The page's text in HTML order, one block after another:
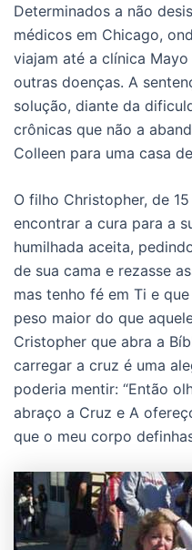
Determinados a não
médicos em Chicago,
viajam até a clínica
outras doenças. A
solução, diante da
crônicas que não a
Colleen para uma casa
O filho Christopher, de
encontrar a cura para a
humilhada aceita,
de sua cama e rezasse
mas tenho fé em Ti e
peso maior do que
Cristopher que abra a
carregar a cruz é uma
poderia mentir: “Então
abraço a Cruz e A
que o meu corpo